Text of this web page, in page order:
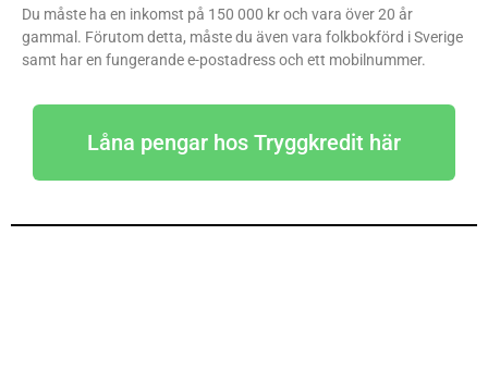
Du måste ha en inkomst på 150 000 kr och vara över 20 år
gammal. Förutom detta, måste du även vara folkbokförd i Sverige
samt har en fungerande e-postadress och ett mobilnummer.
Låna pengar hos Tryggkredit här